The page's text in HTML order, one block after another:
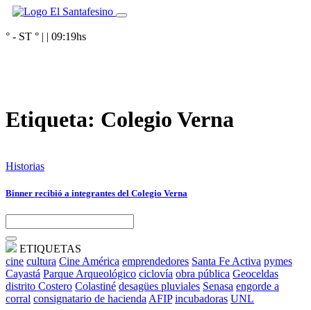
° - ST ° | | 09:19hs
Etiqueta: Colegio Verna
Historias
Binner recibió a integrantes del Colegio Verna
ETIQUETAS
cine cultura Cine América emprendedores Santa Fe Activa pymes
Cayastá Parque Arqueológico ciclovía obra pública Geoceldas
distrito Costero Colastiné desagües pluviales Senasa engorde a
corral consignatario de hacienda AFIP incubadoras UNL